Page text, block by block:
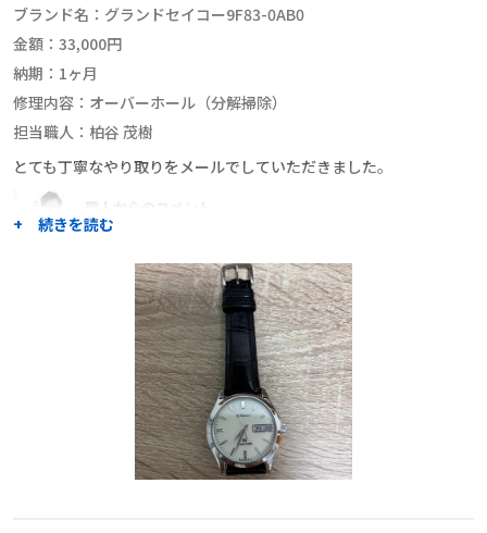
ブランド名： グランドセイコー9F83-0AB0
金額： 33,000円
納期： 1ヶ月
修理内容： オーバーホール（分解掃除）
担当職人： 柏谷 茂樹
とても丁寧なやり取りをメールでしていただきました。
職人からのコメント
+ 続きを読む